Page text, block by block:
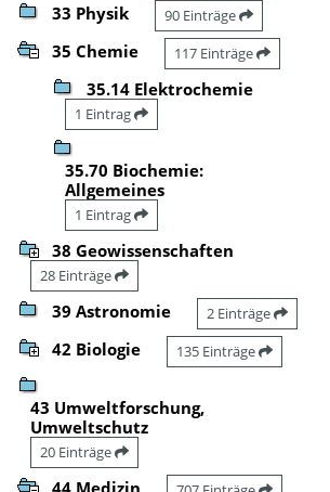
33 Physik 90 Einträge
35 Chemie 117 Einträge
35.14 Elektrochemie
1 Eintrag
35.70 Biochemie:
Allgemeines
1 Eintrag
38 Geowissenschaften
28 Einträge
39 Astronomie 2 Einträge
42 Biologie 135 Einträge
43 Umweltforschung,
Umweltschutz
20 Einträge
44 Medizin